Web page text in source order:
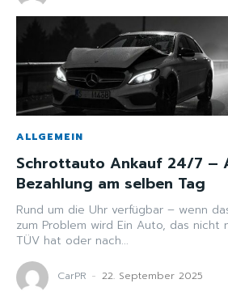
ALLGEMEIN
Schrottauto Ankauf 24/7 –
Bezahlung am selben Tag
Rund um die Uhr verfügbar – wenn
zum Problem wird Ein Auto, das nicht
TÜV hat oder nach...
CarPR - 22. September 2025